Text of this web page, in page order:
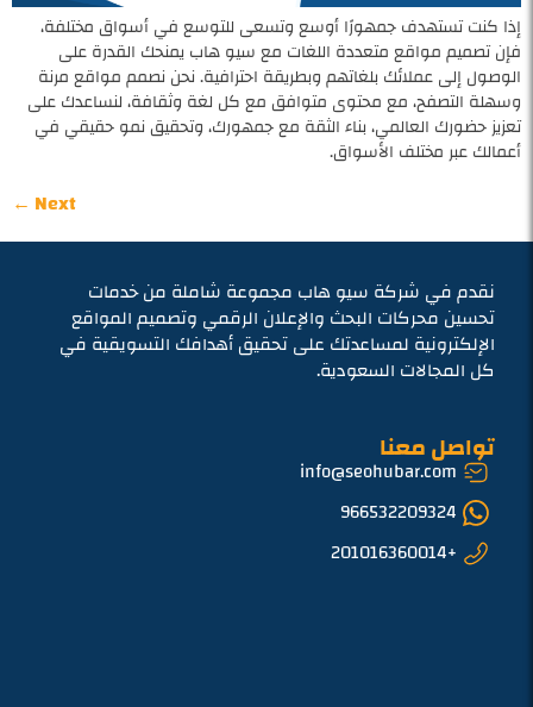
إذا كنت تستهدف جمهورًا أوسع وتسعى للتوسع في أسواق مختلفة،
فإن تصميم مواقع متعددة اللغات مع سيو هاب يمنحك القدرة على
الوصول إلى عملائك بلغاتهم وبطريقة احترافية. نحن نصمم مواقع مرنة
وسهلة التصفح، مع محتوى متوافق مع كل لغة وثقافة، لنساعدك على
تعزيز حضورك العالمي، بناء الثقة مع جمهورك، وتحقيق نمو حقيقي في
أعمالك عبر مختلف الأسواق.
Next
←
نقدم في شركة سيو هاب مجموعة شاملة من خدمات
تحسين محركات البحث والإعلان الرقمي وتصميم المواقع
الإلكترونية لمساعدتك على تحقيق أهدافك التسويقية في
كل المجالات السعودية.
تواصل معنا
info@seohubar.com
966532209324
+201016360014